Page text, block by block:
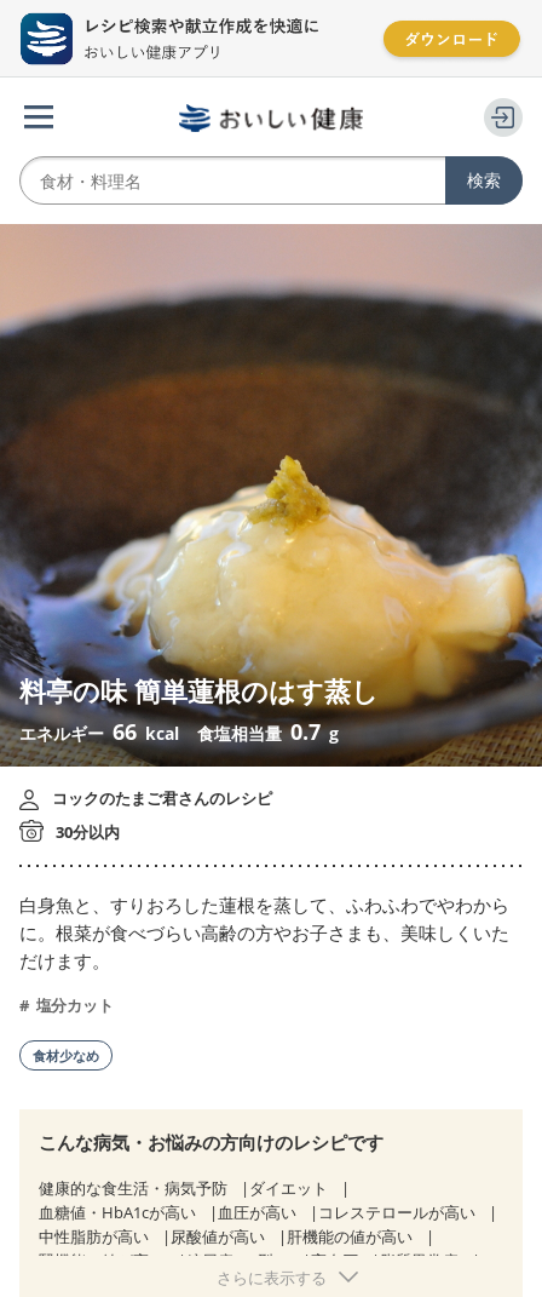
料亭の味 簡単蓮根のはす蒸し
エネルギー66 kcal 食塩相当量0.7 g
コックのたまご君さんのレシピ
30分以内
白身魚と、すりおろした蓮根を蒸して、ふわふわでやわから
に。根菜が食べづらい高齢の方やお子さまも、美味しくいた
だけます。
塩分カット
食材少なめ
こんな病気・お悩みの方向けのレシピです
健康的な食生活・病気予防
ダイエット
血糖値・HbA1cが高い
血圧が高い
コレステロールが高い
中性脂肪が高い
尿酸値が高い
肝機能の値が高い
腎機能の値が高い
糖尿病（2型） 高血圧
脂質異常症
狭心症 心筋梗塞
さらに表示する